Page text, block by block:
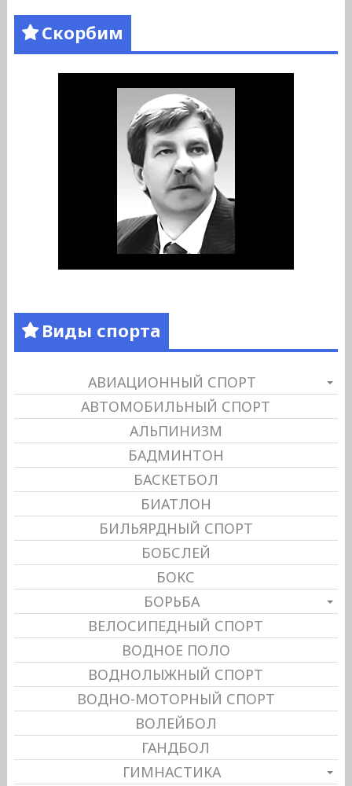
Скорбим
Виды спорта
АВИАЦИОННЫЙ СПОРТ
АВТОМОБИЛЬНЫЙ СПОРТ
АЛЬПИНИЗМ
БАДМИНТОН
БАСКЕТБОЛ
БИАТЛОН
БИЛЬЯРДНЫЙ СПОРТ
БОБСЛЕЙ
БОКС
БОРЬБА
ВЕЛОСИПЕДНЫЙ СПОРТ
ВОДНОЕ ПОЛО
ВОДНОЛЫЖНЫЙ СПОРТ
ВОДНО-МОТОРНЫЙ СПОРТ
ВОЛЕЙБОЛ
ГАНДБОЛ
ГИМНАСТИКА